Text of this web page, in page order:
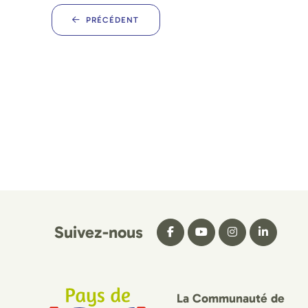
PRÉCÉDENT
Suivez-nous
La Communauté de